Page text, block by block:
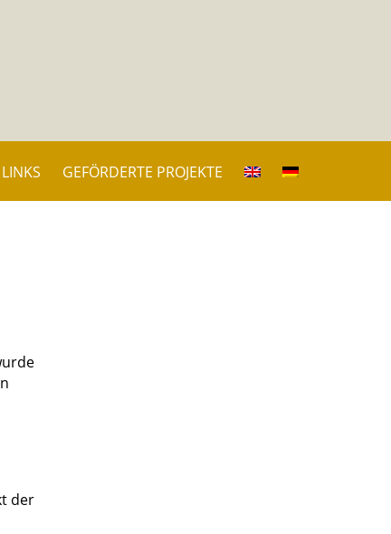
LINKS GEFÖRDERTE PROJEKTE
der